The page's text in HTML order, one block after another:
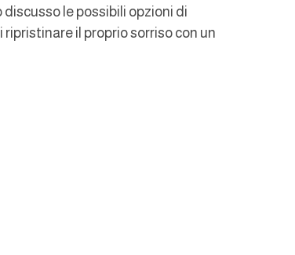
le possibili opzioni di
il proprio sorriso con un